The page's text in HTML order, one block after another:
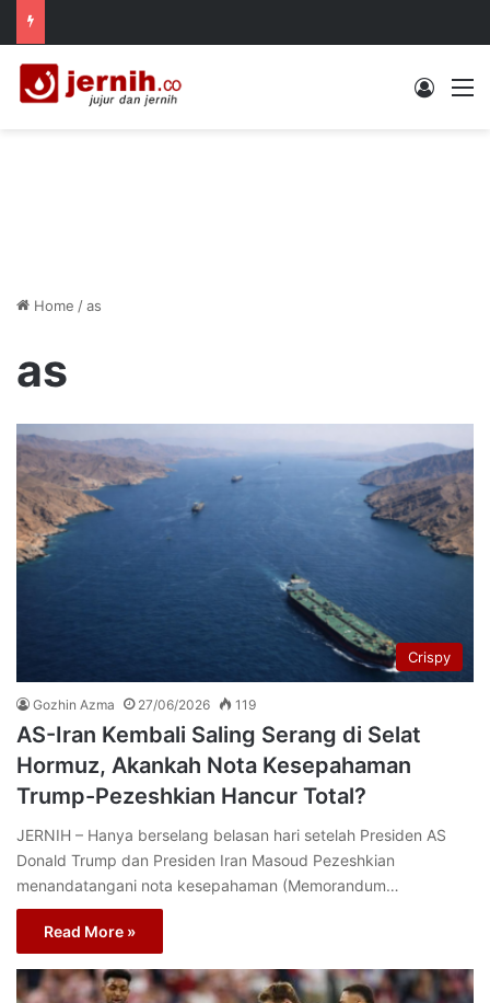
Log In
Home /as
as
Crispy
Gozhin Azma 27/06/2026 119
AS-Iran Kembali Saling Serang di Selat
Hormuz, Akankah Nota Kesepahaman
Trump-Pezeshkian Hancur Total?
JERNIH – Hanya berselang belasan hari setelah Presiden AS
Donald Trump dan Presiden Iran Masoud Pezeshkian
menandatangani nota kesepahaman (Memorandum…
Read More »